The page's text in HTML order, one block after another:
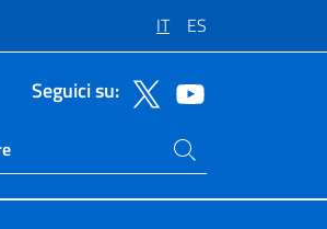
IT ES
Seguici su:
sito live